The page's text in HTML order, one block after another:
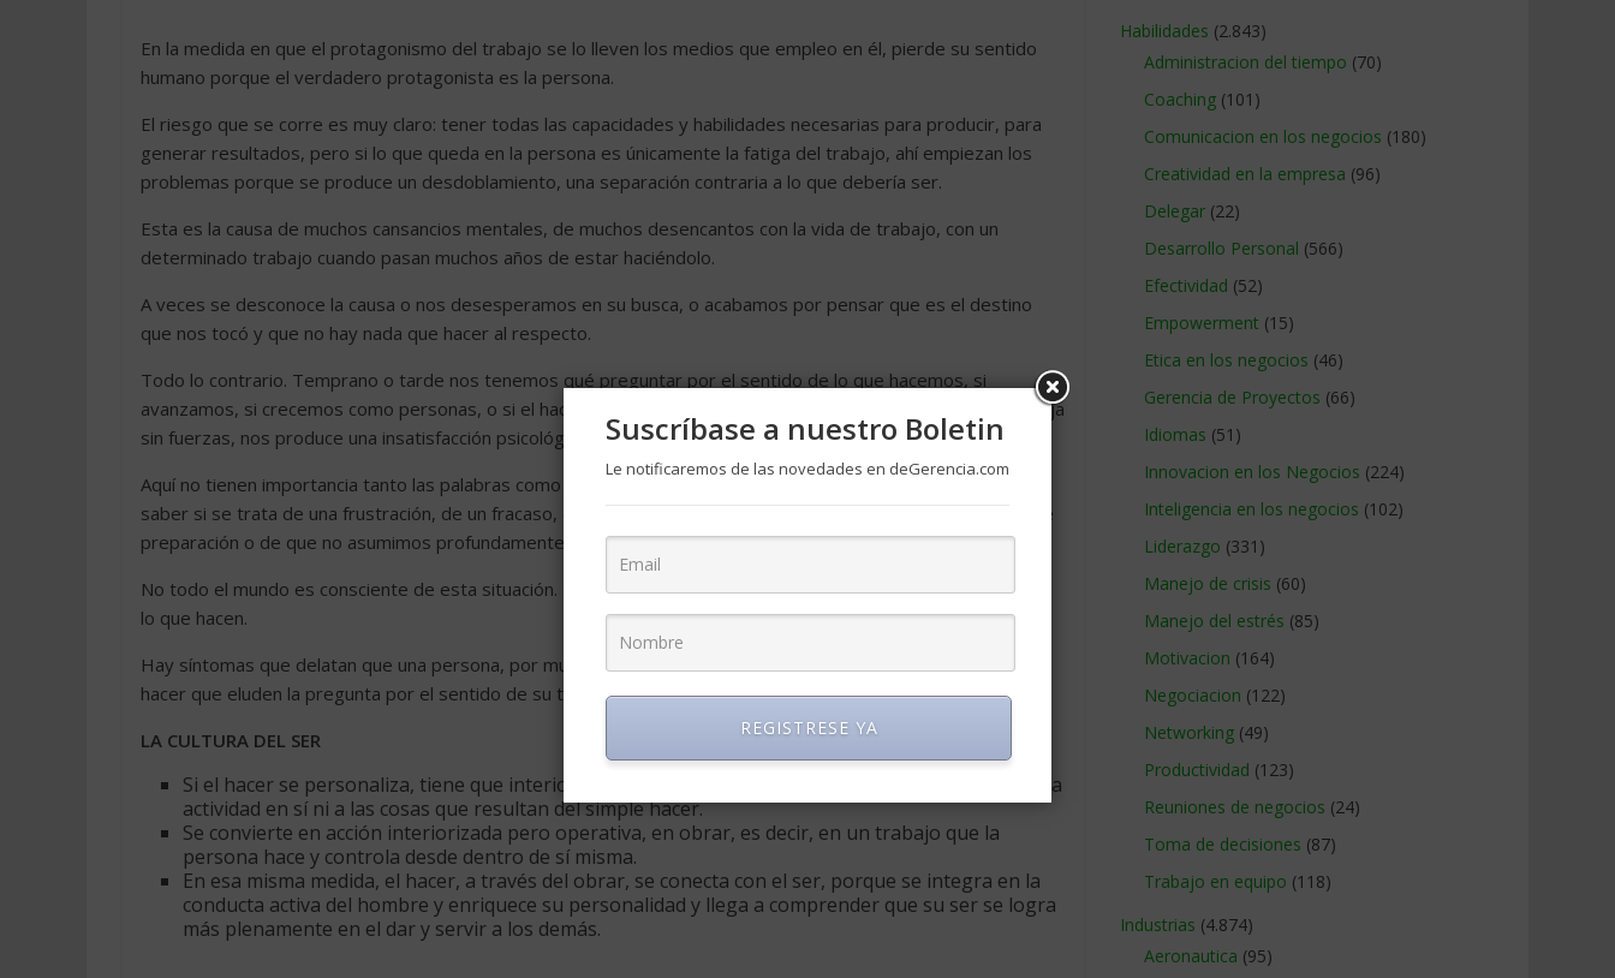
En la medida en que el protagonismo del trabajo se lo lleven los medios que empleo en él, pierde su sentido
humano porque el verdadero protagonista es la persona.
El riesgo que se corre es muy claro: tener todas las capacidades y habilidades necesarias para producir, para
generar resultados, pero si lo que queda en la persona es únicamente la fatiga del trabajo, ahí empiezan los
problemas porque se produce un desdoblamiento, una separación contraria a lo que debería ser.
Esta es la causa de muchos cansancios mentales, de muchos desencantos con la vida de trabajo, con un
determinado trabajo cuando pasan muchos años de estar haciéndolo.
A veces se desconoce la causa o nos desesperamos en su busca, o acabamos por pensar que es el destino
que nos tocó y que no hay nada que hacer al respecto.
Todo lo contrario. Temprano o tarde nos tenemos qué preguntar por el sentido de lo que hacemos, si
avanzamos, si crecemos como personas, o si el hacer, el trabajo por ejemplo, nos vacía interiormente, nos deja
sin fuerzas, nos produce una insatisfacción psicológica o vital o un vacío contrario a la plenitud que buscamos.
Aquí no tienen importancia tanto las palabras como que podamos delimitar bien nuestros sentimientos para
saber si se trata de una frustración, de un fracaso, del éxito mal entendido, de una experiencia, de una falta de
preparación o de que no asumimos profundamente lo que hacemos todos los días.
No todo el mundo es consciente de esta situación. Sólo aquellas personas que se preguntan por el sentido de
lo que hacen.
Hay síntomas que delatan que una persona, por muy elemental que sea su oficio, esta envuelta en formas de
hacer que eluden la pregunta por el sentido de su trabajo y de éste en su vida.
LA CULTURA DEL SER
Si el hacer se personaliza, tiene que interiorizarse y convertirse en obrar. Es decir, no se limita a la
actividad en sí ni a las cosas que resultan del simple hacer.
Se convierte en acción interiorizada pero operativa, en obrar, es decir, en un trabajo que la
persona hace y controla desde dentro de sí misma.
En esa misma medida, el hacer, a través del obrar, se conecta con el ser, porque se integra en la
conducta activa del hombre y enriquece su personalidad y llega a comprender que su ser se logra
más plenamente en el dar y servir a los demás.
Habilidades (2.843)
Administracion del tiempo (70)
Coaching (101)
Comunicacion en los negocios (180)
Creatividad en la empresa (96)
Delegar (22)
Desarrollo Personal (566)
Efectividad (52)
Empowerment (15)
Etica en los negocios (46)
Gerencia de Proyectos (66)
Idiomas (51)
Innovacion en los Negocios (224)
Inteligencia en los negocios (102)
Liderazgo (331)
Manejo de crisis (60)
Manejo del estrés (85)
Motivacion (164)
Negociacion (122)
Networking (49)
Productividad (123)
Reuniones de negocios (24)
Toma de decisiones (87)
Trabajo en equipo (118)
Industrias (4.874)
Aeronautica (95)
Suscríbase a nuestro Boletin
Le notificaremos de las novedades en deGerencia.com
REGISTRESE YA